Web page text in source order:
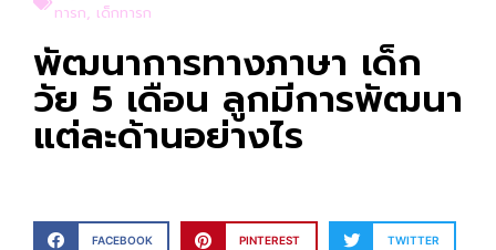
ทารก, เด็กทารก
พัฒนาการทางภาษา เด็ก
วัย 5 เดือน ลูกมีการพัฒนา
แต่ละด้านอย่างไร
FACEBOOK PINTEREST TWITTER